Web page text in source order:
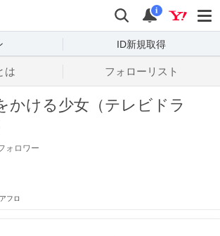
検索
通知
i
ID新規取得
は フォローリスト
かける少女（テレビドラ
ォロワー
フロ